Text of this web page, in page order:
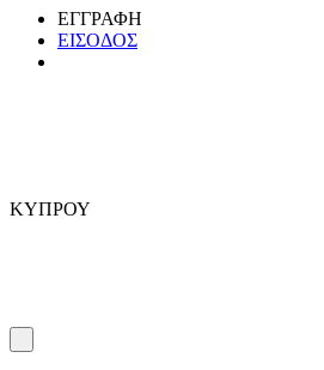
ΕΓΓΡΑΦΗ
ΕΙΣΟΔΟΣ
ΚΥΠΡΟΥ